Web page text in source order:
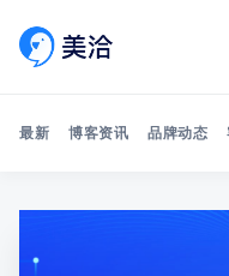
最新 博客资讯 品牌动态